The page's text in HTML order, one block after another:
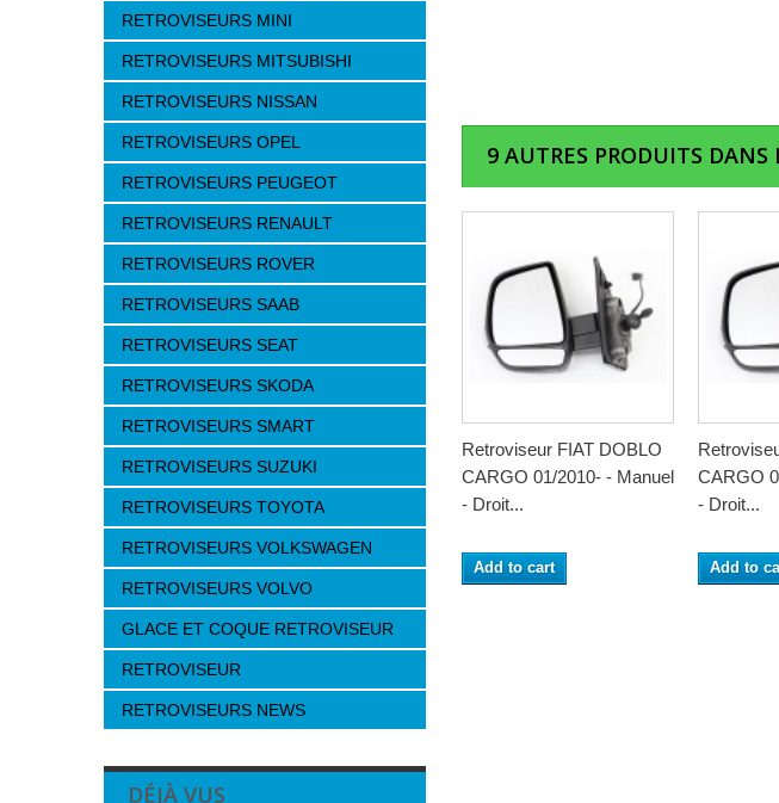
RETROVISEURS MINI
RETROVISEURS MITSUBISHI
RETROVISEURS NISSAN
RETROVISEURS OPEL
RETROVISEURS PEUGEOT
RETROVISEURS RENAULT
RETROVISEURS ROVER
RETROVISEURS SAAB
RETROVISEURS SEAT
RETROVISEURS SKODA
RETROVISEURS SMART
RETROVISEURS SUZUKI
RETROVISEURS TOYOTA
RETROVISEURS VOLKSWAGEN
RETROVISEURS VOLVO
GLACE ET COQUE RETROVISEUR
RETROVISEUR
RETROVISEURS NEWS
DÉJÀ VUS
9 AUTRES PRODUITS
Retroviseur FIAT DOBLO
CARGO 01/2010- - Manuel
- Droit...
Add to cart
CARGO
- Droit...
Add to